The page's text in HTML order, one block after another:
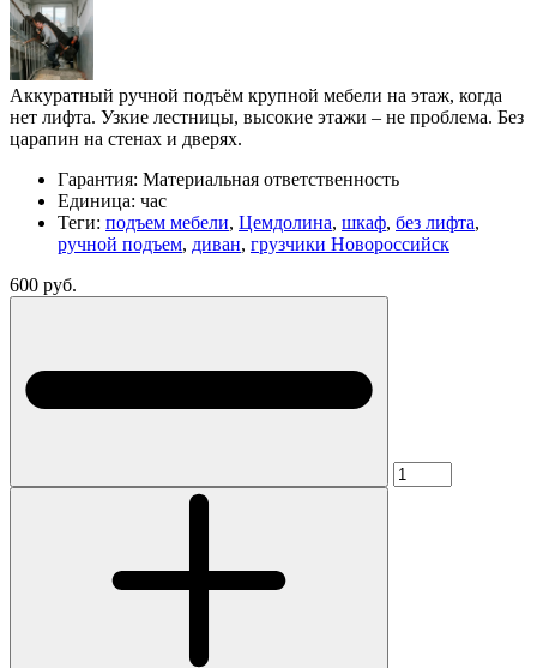
Аккуратный ручной подъём крупной мебели на этаж, когда
нет лифта. Узкие лестницы, высокие этажи – не проблема. Без
царапин на стенах и дверях.
Гарантия: Материальная ответственность
Единица: час
Теги: подъем мебели, Цемдолина, шкаф, без лифта,
ручной подъем, диван, грузчики Новороссийск
600 руб.